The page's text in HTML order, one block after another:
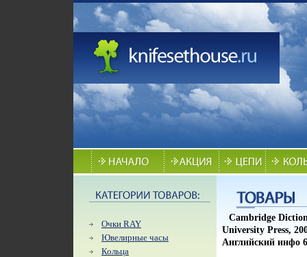
Очки RAY
Ювелирные часы
Кольца
Cambridge
University Press,
Английский инфо